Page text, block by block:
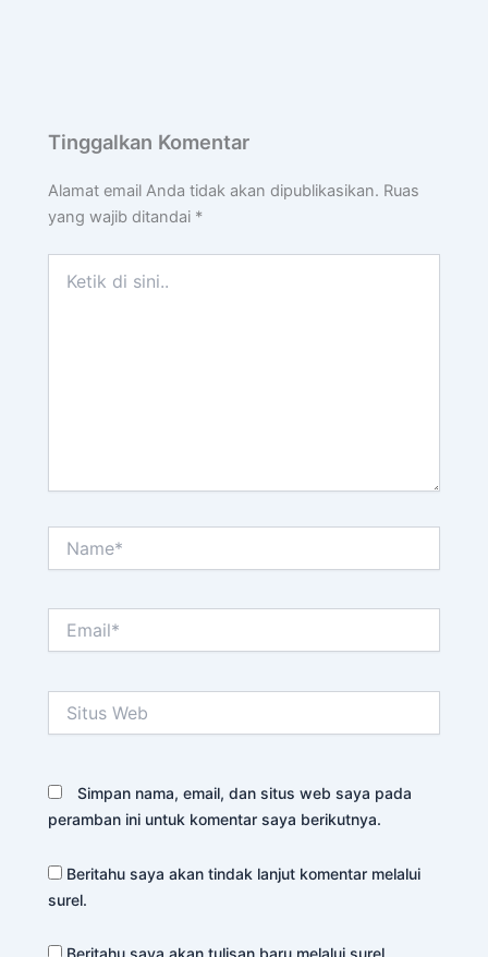
Tinggalkan Komentar
Alamat email Anda tidak akan dipublikasikan. Ruas
yang wajib ditandai *
Web
Simpan nama, email, dan situs web saya pada
peramban ini untuk komentar saya berikutnya.
Beritahu saya akan tindak lanjut komentar melalui
surel.